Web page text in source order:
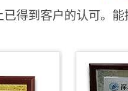
已得到客户的认可。